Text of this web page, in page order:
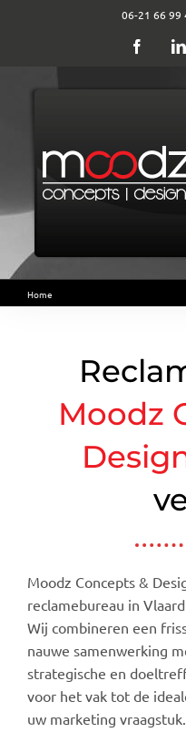
06-21 66 99
Home
Moodz
Moodz Concepts &
reclamebureau in
Wij combineren een
nauwe samenwerking
strategische en
voor het vak tot de
uw marketing vraagstuk.